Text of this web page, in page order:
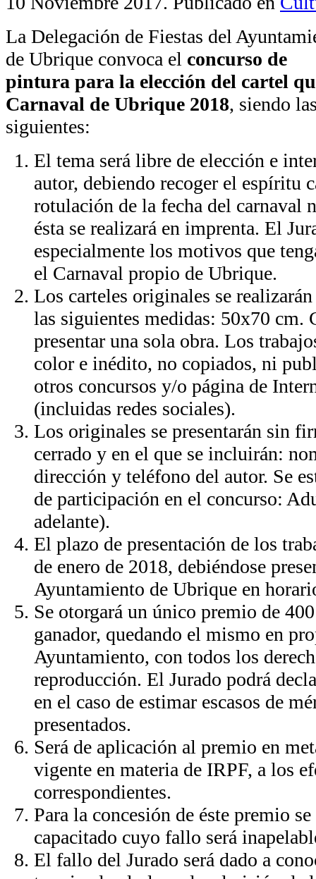
La Delegación de Fiestas del
de Ubrique convoca el concurso de
pintura para la elección del cartel
Carnaval de Ubrique 2018, siendo
siguientes:
El tema será libre de elección e
autor, debiendo recoger el espíritu
rotulación de la fecha del carnaval
ésta se realizará en imprenta. El
especialmente los motivos que
el Carnaval propio de Ubrique.
Los carteles originales se
las siguientes medidas: 50x70 cm.
presentar una sola obra. Los
color e inédito, no copiados, ni
otros concursos y/o página de
(incluidas redes sociales).
Los originales se presentarán sin
cerrado y en el que se incluirán:
dirección y teléfono del autor. Se
de participación en el concurso:
adelante).
El plazo de presentación de los
de enero de 2018, debiéndose
Ayuntamiento de Ubrique en
Se otorgará un único premio de
ganador, quedando el mismo en
Ayuntamiento, con todos los
reproducción. El Jurado podrá
en el caso de estimar escasos de
presentados.
Será de aplicación al premio en
vigente en materia de IRPF, a los
correspondientes.
Para la concesión de éste premio
capacitado cuyo fallo será
El fallo del Jurado será dado a